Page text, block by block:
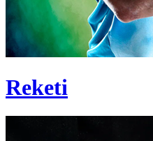
Reketi